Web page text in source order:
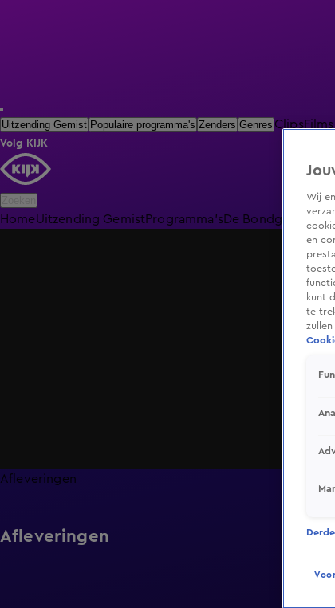
Uitzending Gemist Populaire programma's Zenders Genres ClipsFilms
Volg KIJK
HomeUitzending GemistProgramma's De Bondgenoten
Afleveringen
Afleveringen
Wij
en
kunt
te